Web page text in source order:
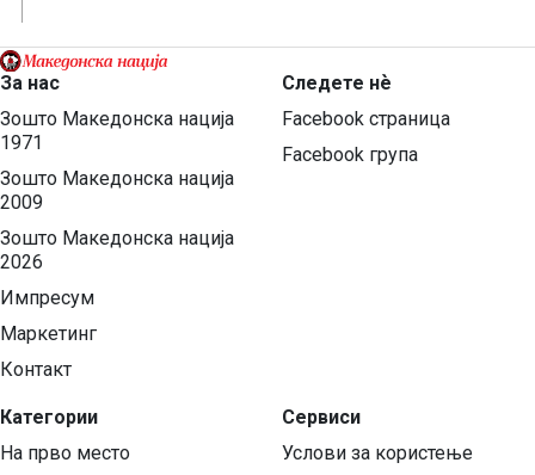
За нас
Зошто Македонска нација
1971
Зошто Македонска нација
2009
Зошто Македонска нација
2026
Импресум
Маркетинг
Контакт
Категории
На прво место
Следете нѐ
Facebook страница
Facebook група
Сервиси
Услови за користење